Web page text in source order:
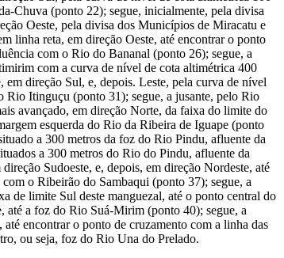
Chuva (ponto 22); segue, inicialmente, pela divisa
Oeste, pela divisa dos Municípios de Miracatu e
linha reta, em direção Oeste, até encontrar o ponto
com o Rio do Bananal (ponto 26); segue, a
com a curva de nível de cota altimétrica 400
direção Sul, e, depois. Leste, pela curva de nível
Rio Itinguçu (ponto 31); segue, a jusante, pelo Rio
avançado, em direção Norte, da faixa do limite do
esquerda do Rio da Ribeira de Iguape (ponto
a 300 metros da foz do Rio Pindu, afluente da
a 300 metros do Rio do Pindu, afluente da
Sudoeste, e, depois, em direção Nordeste, até
o Ribeirão do Sambaqui (ponto 37); segue, a
de limite Sul deste manguezal, até o ponto central do
até a foz do Rio Suá-Mirim (ponto 40); segue, a
encontrar o ponto de cruzamento com a linha das
ou seja, foz do Rio Una do Prelado.